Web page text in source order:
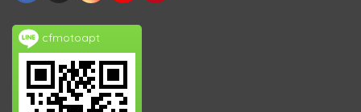
cfmotoapt